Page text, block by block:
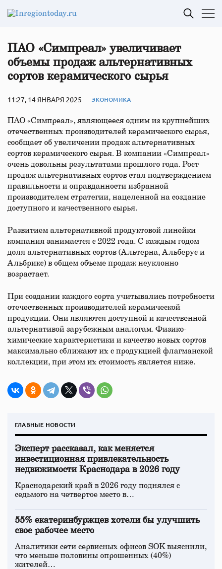
ПАО «Симпреал» увеличивает
объемы продаж альтернативных
сортов керамического сырья
11:27, 14 ЯНВАРЯ 2025 ЭКОНОМИКА
ПАО «Симпреал», являющееся одним из крупнейших
отечественных производителей керамического сырья,
сообщает об увеличении продаж альтернативных
сортов керамического сырья. В компании «Симпреал»
очень довольны результатами прошлого года. Рост
продаж альтернативных сортов стал подтверждением
правильности и оправданности избранной
производителем стратегии, нацеленной на создание
доступного и качественного сырья.
Развитием альтернативной продуктовой линейки
компания занимается с 2022 года. С каждым годом
доля альтернативных сортов (Альтерна, Альберус и
Альбрикс) в общем объеме продаж неуклонно
возрастает.
При создании каждого сорта учитывались потребности
отечественных производителей керамической
продукции. Они являются доступной и качественной
альтернативой зарубежным аналогам. Физико-
химические характеристики и качество новых сортов
максимально сближают их с продукцией флагманской
коллекции, при этом их стоимость является ниже.
ГЛАВНЫЕ НОВОСТИ
Эксперт рассказал, как меняется
инвестиционная привлекательность
недвижимости Краснодара в 2026 году
Краснодарский край в 2026 году поднялся с
седьмого на четвертое место в…
55% екатеринбуржцев хотели бы улучшить
свое рабочее место
Аналитики сети сервисных офисов SOK выяснили,
что меньше половины опрошенных (40%)
жителей…